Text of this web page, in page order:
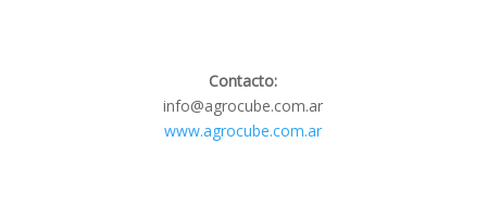
Contacto:
info@agrocube.com.ar
www.agrocube.com.ar